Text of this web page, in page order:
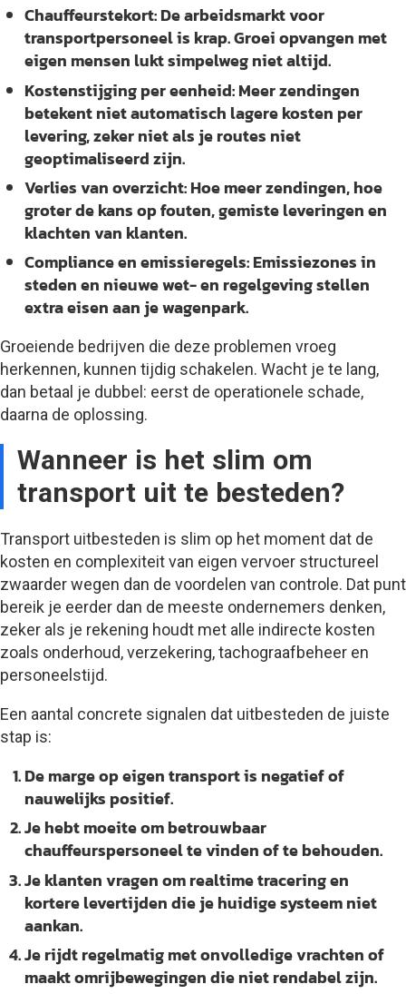
Chauffeurstekort:De arbeidsmarkt voor
transportpersoneel is krap. Groei opvangen met
eigen mensen lukt simpelweg niet altijd.
Kostenstijging per eenheid:Meer zendingen
betekent niet automatisch lagere kosten per
levering, zeker niet als je routes niet
geoptimaliseerd zijn.
Verlies van overzicht:Hoe meer zendingen, hoe
groter de kans op fouten, gemiste leveringen en
klachten van klanten.
Compliance en emissieregels:Emissiezones in
steden en nieuwe wet- en regelgeving stellen
extra eisen aan je wagenpark.
Groeiende bedrijven die deze problemen vroeg
herkennen, kunnen tijdig schakelen. Wacht je te lang,
dan betaal je dubbel: eerst de operationele schade,
daarna de oplossing.
Wanneer is het slim om
transport uit te besteden?
Transport uitbesteden is slim op het moment dat de
kosten en complexiteit van eigen vervoer structureel
zwaarder wegen dan de voordelen van controle. Dat punt
bereik je eerder dan de meeste ondernemers denken,
zeker als je rekening houdt met alle indirecte kosten
zoals onderhoud, verzekering, tachograafbeheer en
personeelstijd.
Een aantal concrete signalen dat uitbesteden de juiste
stap is:
De marge op eigen transport is negatief of
nauwelijks positief.
Je hebt moeite om betrouwbaar
chauffeurspersoneel te vinden of te behouden.
Je klanten vragen om realtime tracering en
kortere levertijden die je huidige systeem niet
aankan.
Je rijdt regelmatig met onvolledige vrachten of
maakt omrijbewegingen die niet rendabel zijn.